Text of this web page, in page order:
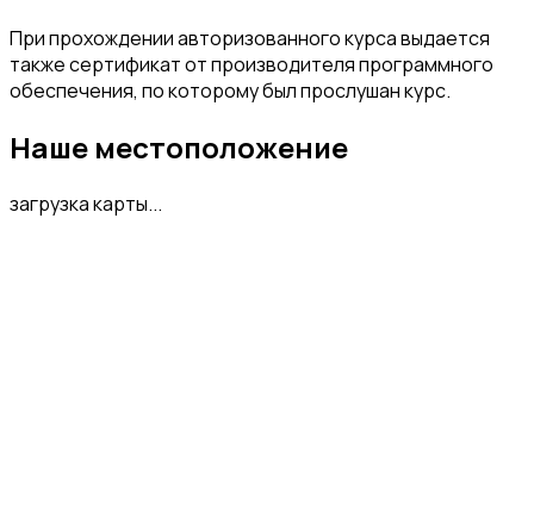
При прохождении авторизованного курса выдается
также сертификат от производителя программного
обеспечения, по которому был прослушан курс.
Наше местоположение
загрузка карты...